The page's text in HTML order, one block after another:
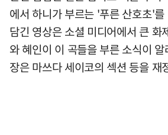
에서 하니가 부르는 '푸른 산호초'
담긴 영상은 소셜 미디어에서 큰 화
와 혜인이 이 곡들을 부른 소식이
장은 마쓰다 세이코의 섹션 등을 재